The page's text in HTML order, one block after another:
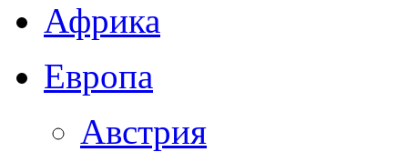
Африка
Европа
Австрия